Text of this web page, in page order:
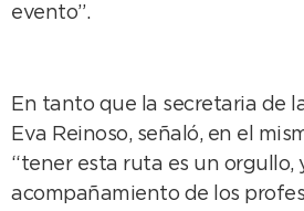
evento”.
En tanto que la secretaria de
Eva Reinoso, señaló, en el
“tener esta ruta es un orgullo,
acompañamiento de los